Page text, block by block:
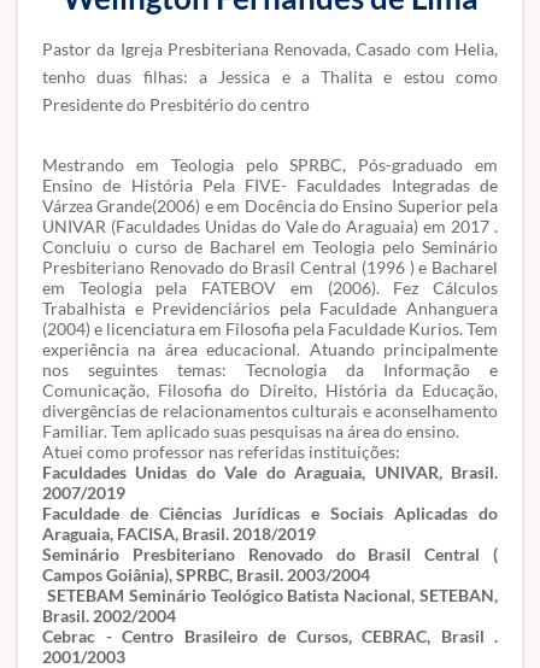
Pastor da Igreja Presbiteriana Renovada, Casado com Helia,
tenho duas filhas: a Jessica e a Thalita e estou como
Presidente do Presbitério do centro
Mestrando em Teologia pelo SPRBC, Pós-graduado em
Ensino de História Pela FIVE- Faculdades Integradas de
Várzea Grande(2006) e em Docência do Ensino Superior pela
UNIVAR (Faculdades Unidas do Vale do Araguaia) em 2017 .
Concluiu o curso de Bacharel em Teologia pelo Seminário
Presbiteriano Renovado do Brasil Central (1996 ) e Bacharel
em Teologia pela FATEBOV em (2006). Fez Cálculos
Trabalhista e Previdenciários pela Faculdade Anhanguera
(2004) e licenciatura em Filosofia pela Faculdade Kurios. Tem
experiência na área educacional. Atuando principalmente
nos seguintes temas: Tecnologia da Informação e
Comunicação, Filosofia do Direito, História da Educação,
divergências de relacionamentos culturais e aconselhamento
Familiar. Tem aplicado suas pesquisas na área do ensino.
Atuei como professor nas referidas instituições:
Faculdades Unidas do Vale do Araguaia, UNIVAR, Brasil.
2007/2019
Faculdade de Ciências Jurídicas e Sociais Aplicadas do
Araguaia, FACISA, Brasil. 2018/2019
Seminário Presbiteriano Renovado do Brasil Central (
Campos Goiânia), SPRBC, Brasil. 2003/2004
SETEBAM Seminário Teológico Batista Nacional, SETEBAN,
Brasil. 2002/2004
Cebrac - Centro Brasileiro de Cursos, CEBRAC, Brasil .
2001/2003